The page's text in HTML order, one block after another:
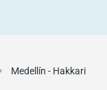
Medellín - Hakkari